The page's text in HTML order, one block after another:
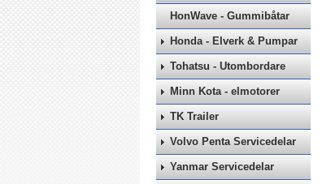
HonWave - Gummibåtar
Honda - Elverk & Pumpar
Tohatsu - Utombordare
Minn Kota - elmotorer
TK Trailer
Volvo Penta Servicedelar
Yanmar Servicedelar